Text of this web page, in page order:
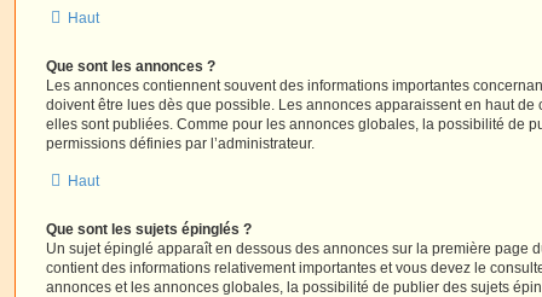
Haut
Que sont les annonces ?
Les annonces contiennent souvent des informations importantes
doivent être lues dès que possible. Les annonces apparaissent en haut
elles sont publiées. Comme pour les annonces globales, la possibilité de
permissions définies par l’administrateur.
Haut
Que sont les sujets épinglés ?
Un sujet épinglé apparaît en dessous des annonces sur la première page
contient des informations relativement importantes et vous devez le
annonces et les annonces globales, la possibilité de publier des sujets